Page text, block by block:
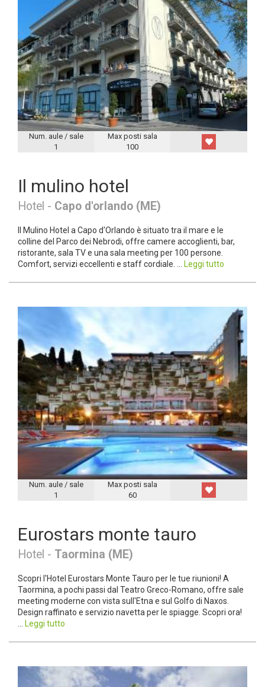
Num. aule / sale
1
Max posti sala
100
Il mulino hotel
Hotel - Capo d'orlando (ME)
Il Mulino Hotel a Capo d'Orlando è situato tra il mare e le
colline del Parco dei Nebrodi, offre camere accoglienti, bar,
ristorante, sala TV e una sala meeting per 100 persone.
Comfort, servizi eccellenti e staff cordiale. ...
Leggi tutto
Num. aule / sale
1
Max posti sala
60
Eurostars monte tauro
Hotel - Taormina (ME)
Scopri l'Hotel Eurostars Monte Tauro per le tue riunioni! A
Taormina, a pochi passi dal Teatro Greco-Romano, offre sale
meeting moderne con vista sull'Etna e sul Golfo di Naxos.
Design raffinato e servizio navetta per le spiagge. Scopri ora!
Leggi tutto